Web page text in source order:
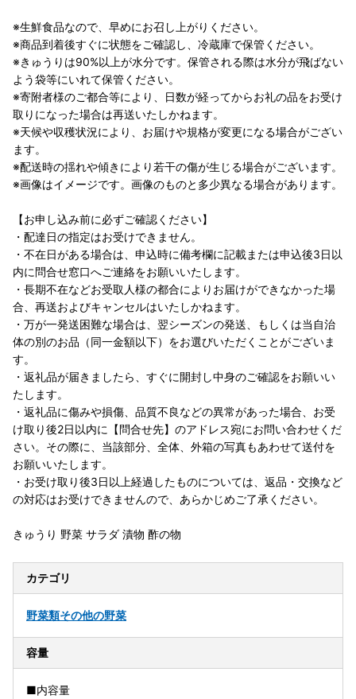
※生鮮食品なので、早めにお召し上がりください。
※商品到着後すぐに状態をご確認し、冷蔵庫で保管ください。
※きゅうりは90%以上が水分です。保管される際は水分が飛ばない
よう袋等にいれて保管ください。
※寄附者様のご都合等により、日数が経ってからお礼の品をお受け
取りになった場合は再送いたしかねます。
※天候や収穫状況により、お届けや規格が変更になる場合がござい
ます。
※配送時の揺れや傾きにより若干の傷が生じる場合がございます。
※画像はイメージです。画像のものと多少異なる場合があります。
【お申し込み前に必ずご確認ください】
・配達日の指定はお受けできません。
・不在日がある場合は、申込時に備考欄に記載または申込後3日以
内に問合せ窓口へご連絡をお願いいたします。
・長期不在などお受取人様の都合によりお届けができなかった場
合、再送およびキャンセルはいたしかねます。
・万が一発送困難な場合は、翌シーズンの発送、もしくは当自治
体の別のお品（同一金額以下）をお選びいただくことがございま
す。
・返礼品が届きましたら、すぐに開封し中身のご確認をお願いい
たします。
・返礼品に傷みや損傷、品質不良などの異常があった場合、お受
け取り後2日以内に【問合せ先】のアドレス宛にお問い合わせくだ
さい。その際に、当該部分、全体、外箱の写真もあわせて送付を
お願いいたします。
・お受け取り後3日以上経過したものについては、返品・交換など
の対応はお受けできませんので、あらかじめご了承ください。
きゅうり 野菜 サラダ 漬物 酢の物
カテゴリ
野菜類その他の野菜
容量
■内容量